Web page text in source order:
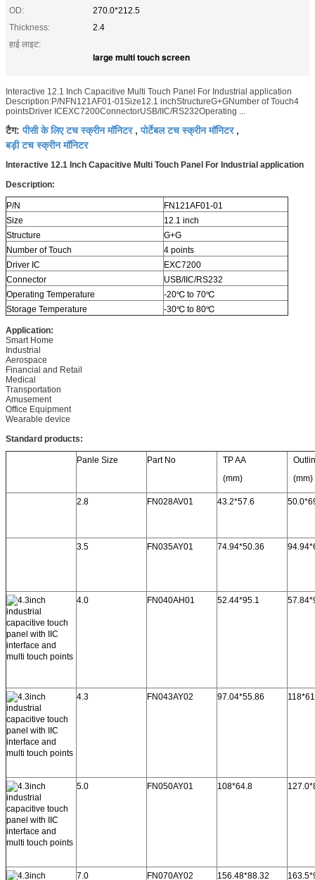
OD:
270.0*212.5
Thickness:
2.4
हाई लाइट:
large multi touch screen
Interactive 12.1 Inch Capacitive Multi Touch Panel For Industrial application
Description:P/NFN121AF01-01Size12.1 inchStructureG+GNumber of Touch4
pointsDriver ICEXC7200ConnectorUSB/IIC/RS232Operating ...
टैग:पीसी के लिए टच स्क्रीन मॉनिटर,पोर्टेबल टच स्क्रीन मॉनिटर,
बड़ी टच स्क्रीन मॉनिटर
Interactive 12.1 Inch Capacitive Multi Touch Panel For Industrial application
Description:
P/N
FN121AF01-01
Size
12.1 inch
Structure
G+G
Number of Touch
4 points
Driver IC
EXC7200
Connector
USB/IIC/RS232
Operating Temperature
-20℃ to 70℃
Storage Temperature
-30℃ to 80℃
Application:
Smart Home
Industrial
Aerospace
Financial and Retail
Medical
Transportation
Amusement
Office Equipment
Wearable device
Standard products:
Panle Size Part No
TP AA
(mm)
(mm)
2.8 FN028AV01 43.2*57.6
3.5 FN035AY01 74.94*50.36
4.0 FN040AH01 52.44*95.1
4.3 FN043AY02 97.04*55.86
5.0 FN050AY01 108*64.8
7.0 FN070AY02 156.48*88.32